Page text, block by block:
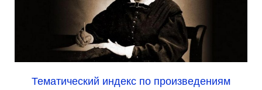
Тематический индекс по произведениям